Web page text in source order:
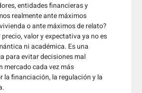
entidades financieras y
realmente ante máximos
o ante máximos de relato?
precio, valor y expectativa ya no es
ni académica. Es una
para evitar decisiones mal
mercado cada vez más
la financiación, la regulación y la